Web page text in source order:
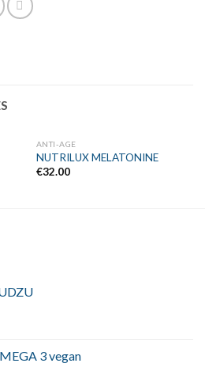
ANTI-AGE
NUTRILUX MELATONINE
€32.00
3 vegan